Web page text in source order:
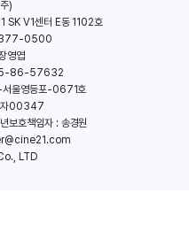
)
SK V1센터 E동 1102호
0500
영엽
86-57632
서울영등포-0671호
,자00347
보호책임자 : 송경원
LTD